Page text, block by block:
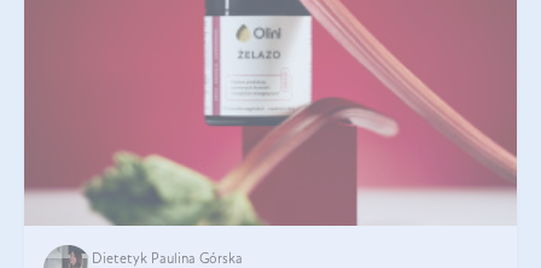
Dietetyk Paulina Górska